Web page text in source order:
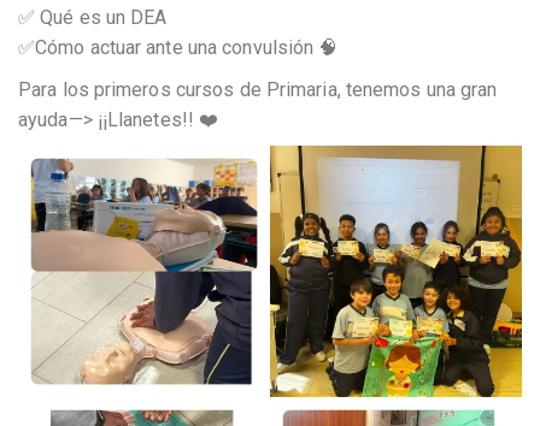
✅ Qué es un DEA
✅Cómo actuar ante una convulsión 🧠
Para los primeros cursos de Primaria, tenemos una gran
ayuda—> ¡¡Llanetes!! ❤️